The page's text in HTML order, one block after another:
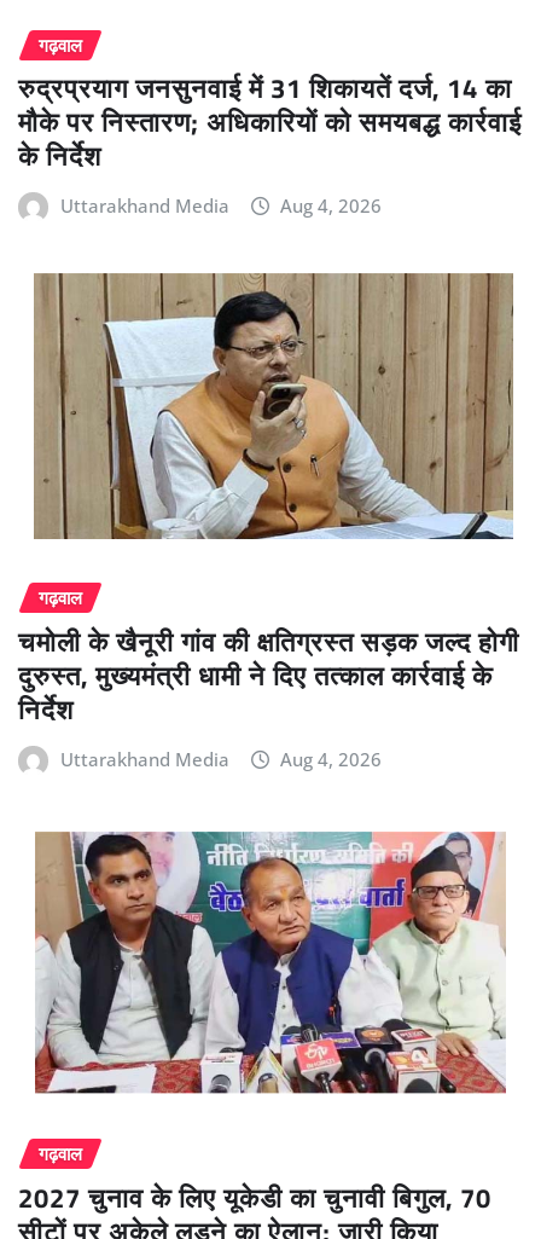
गढ़वाल
रुद्रप्रयाग जनसुनवाई में 31 शिकायतें दर्ज, 14 का
मौके पर निस्तारण; अधिकारियों को समयबद्ध कार्रवाई
के निर्देश
Uttarakhand Media Aug 4, 2026
गढ़वाल
चमोली के खैनूरी गांव की क्षतिग्रस्त सड़क जल्द होगी
दुरुस्त, मुख्यमंत्री धामी ने दिए तत्काल कार्रवाई के
निर्देश
Uttarakhand Media Aug 4, 2026
गढ़वाल
2027 चुनाव के लिए यूकेडी का चुनावी बिगुल, 70